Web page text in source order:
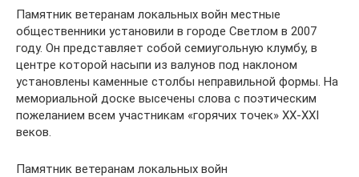
Памятник ветеранам локальных войн местные
общественники установили в городе Светлом в 2007
году. Он представляет собой семиугольную клумбу, в
центре которой насыпи из валунов под наклоном
установлены каменные столбы неправильной формы. На
мемориальной доске высечены слова с поэтическим
пожеланием всем участникам «горячих точек» ХХ-XXI
веков.
Памятник ветеранам локальных войн